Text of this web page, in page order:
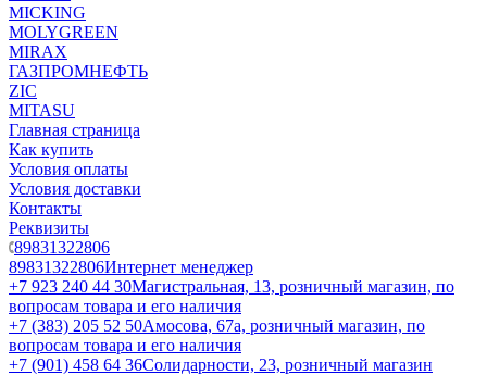
MICKING
MOLYGREEN
MIRAX
ГАЗПРОМНЕФТЬ
ZIC
MITASU
Главная страница
Как купить
Условия оплаты
Условия доставки
Контакты
Реквизиты
89831322806
89831322806Интернет менеджер
+7 923 240 44 30​Магистральная, 13, розничный магазин, по
вопросам товара и его наличия
+7 (383) 205 52 50Амосова, 67а, розничный магазин, по
вопросам товара и его наличия
+7 (901) 458 64 36Солидарности, 23, розничный магазин